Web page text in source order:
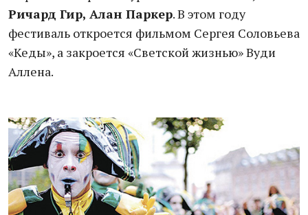
Ричард Гир, Алан Паркер. В этом году
фестиваль откроется фильмом Сергея Соловьева
«Кеды», а закроется «Светской жизнью» Вуди
Аллена.